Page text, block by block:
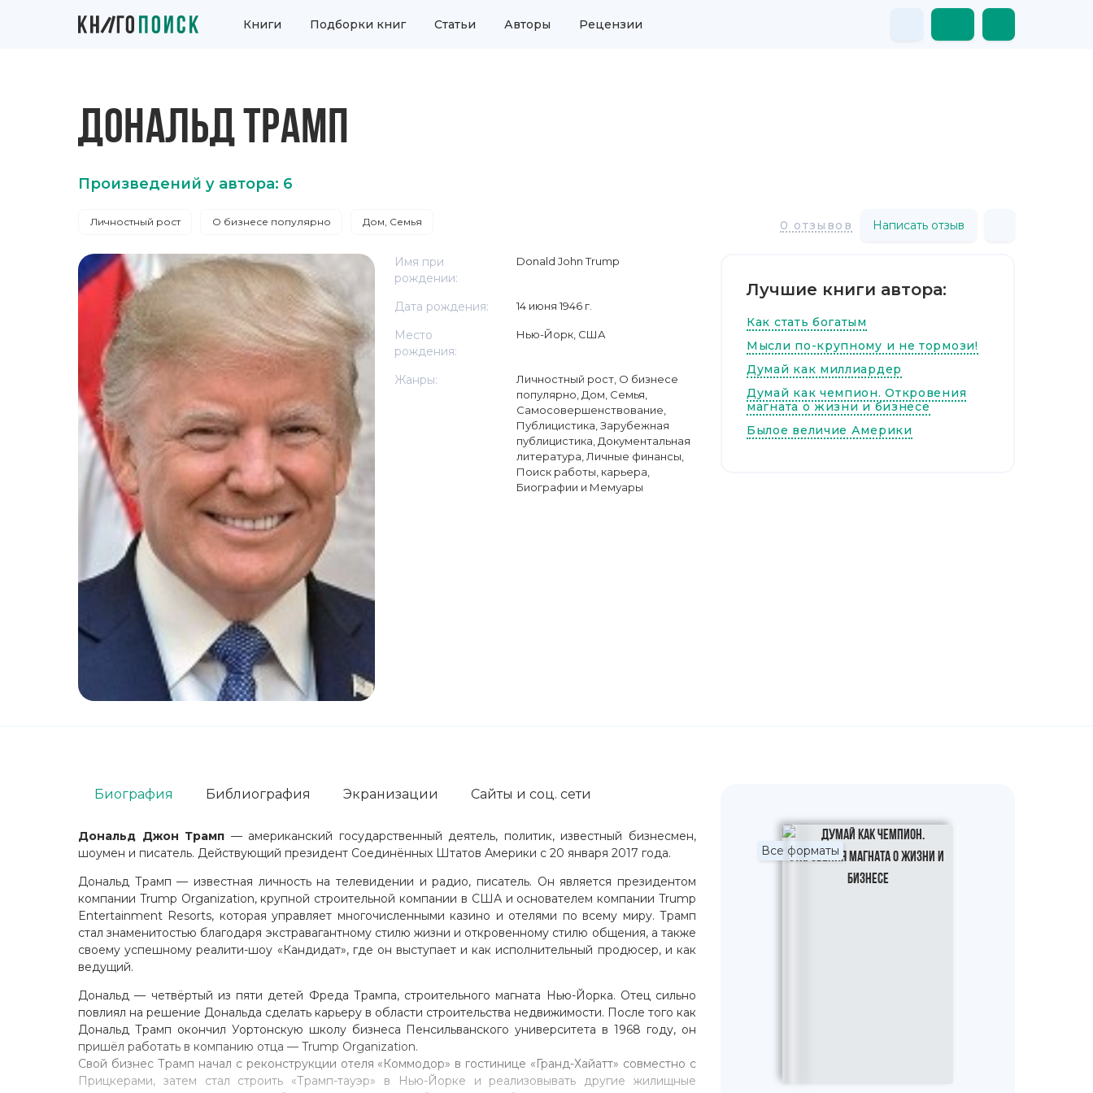
Книги Подборки книг Статьи Авторы Рецензии
ДОНАЛЬД ТРАМП
Произведений у автора: 6
Личностный рост О бизнесе популярно Дом, Семья 0 отзывов Написать отзыв
Имя при
рождении:
Donald John Trump
Дата рождения: 14 июня 1946 г.
Место
рождения:
Нью-Йорк, США
Жанры: Личностный рост, О бизнесе
популярно Дом, Семья
Самосовершенствование
Публицистика Зарубежная
публицистика Документальная
литература Личные финансы
Поиск работы, карьера
Биографии и Мемуары
Лучшие книги автора:
Как стать богатым
Мысли по-крупному и не тормози!
Думай как миллиардер
Думай как чемпион. Откровения
магната о жизни и бизнесе
Былое величие Америки
Дональд Джон Трамп — американский государственный деятель, политик, известный бизнесмен,
шоумен и писатель. Действующий президент Соединённых Штатов Америки с 20 января 2017 года.
Дональд Трамп — известная личность на телевидении и радио, писатель. Он является президентом
компании Trump Organization, крупной строительной компании в США и основателем компании Trump
Entertainment Resorts, которая управляет многочисленными казино и отелями по всему миру. Трамп
стал знаменитостью благодаря экстравагантному стилю жизни и откровенному стилю общения, а также
своему успешному реалити-шоу «Кандидат», где он выступает и как исполнительный продюсер, и как
ведущий.
Дональд — четвёртый из пяти детей Фреда Трампа, строительного магната Нью-Йорка. Отец сильно
повлиял на решение Дональда сделать карьеру в области строительства недвижимости. После того как
Дональд Трамп окончил Уортонскую школу бизнеса Пенсильванского университета в 1968 году, он
пришёл работать в компанию отца — Trump Organization.
Свой бизнес Трамп начал с реконструкции отеля «Коммодор» в гостинице «Гранд-Хайатт» совместно с
Прицкерами, затем стал строить «Трамп-тауэр» в Нью-Йорке и реализовывать другие жилищные
Биография Библиография Экранизации Сайты и соц. сети
Все форматы